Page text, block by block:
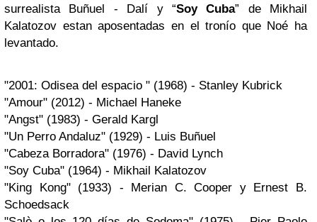
surrealista Buñuel - Dalí y “Soy Cuba” de Mikhail
Kalatozov estan aposentadas en el tronío que Noé ha
levantado.
"2001: Odisea del espacio " (1968) - Stanley Kubrick
"Amour" (2012) - Michael Haneke
"Angst" (1983) - Gerald Kargl
"Un Perro Andaluz" (1929) - Luis Buñuel
"Cabeza Borradora" (1976) - David Lynch
"Soy Cuba" (1964) - Mikhail Kalatozov
"King Kong" (1933) - Merian C. Cooper y Ernest B.
Schoedsack